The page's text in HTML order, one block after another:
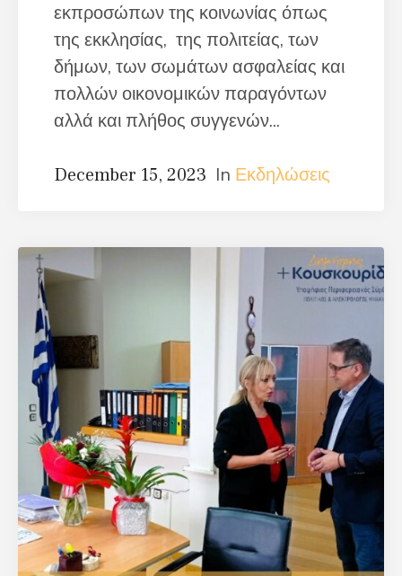
εκπροσώπων της κοινωνίας όπως
της εκκλησίας, της πολιτείας, των
δήμων, των σωμάτων ασφαλείας και
πολλών οικονομικών παραγόντων
αλλά και πλήθος συγγενών...
December 15, 2023 In Εκδηλώσεις